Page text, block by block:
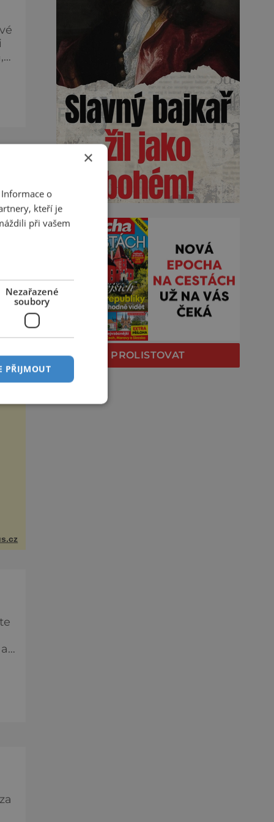
PROLISTOVAT
×
o
kteří je
při vašem
Nezařazené
soubory
PŘIJMOUT